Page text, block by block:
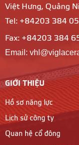
Việt Hưng, Quảng
Tel: +84203 384
Fax: +84203 384
Email:
GIỚI THIỆU
Hồ sơ năng lực
Lịch sử công ty
Quan hệ cổ đông